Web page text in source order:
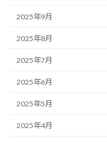
2025年9月
2025年8月
2025年7月
2025年6月
2025年5月
2025年4月